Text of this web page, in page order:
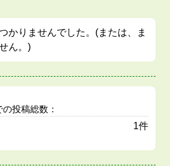
かりませんでした。(または、ま
ん。)
投稿総数：
1件